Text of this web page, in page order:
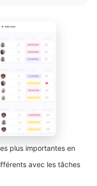
plus importantes en
avec les tâches